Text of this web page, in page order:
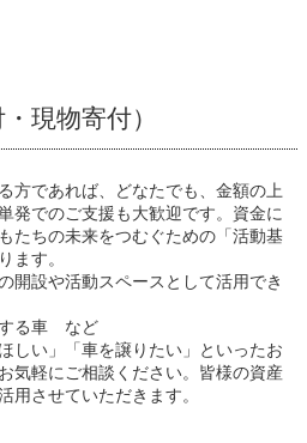
現物寄付）
方であれば、どなたでも、金額の上
発でのご支援も大歓迎です。資金に
たちの未来をつむぐための「活動基
ます。
開設や活動スペースとして活用でき
する車 など
しい」「車を譲りたい」といったお
気軽にご相談ください。皆様の資産
用させていただきます。